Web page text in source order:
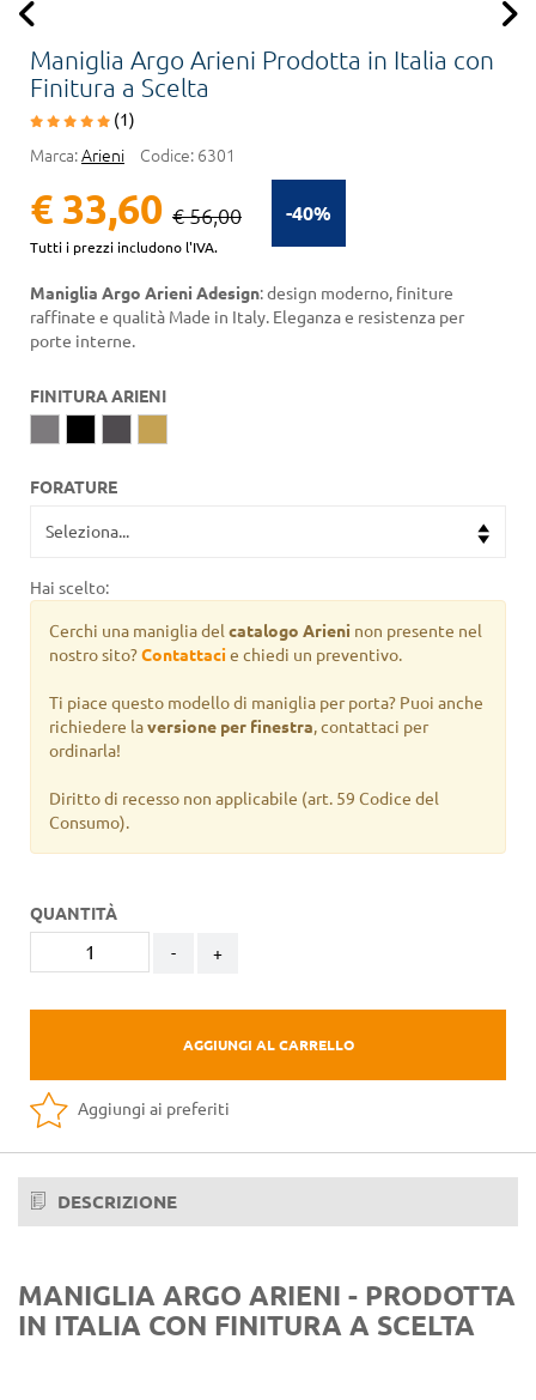
Maniglia Argo Arieni Prodotta in Italia con
Finitura a Scelta
(1)
Marca:Arieni Codice: 6301
-40%
€ 33,60 € 56,00
Tutti i prezzi includono l'IVA.
Maniglia Argo Arieni Adesign: design moderno, finiture
raffinate e qualità Made in Italy. Eleganza e resistenza per
porte interne.
FINITURA ARIENI
FORATURE
Hai scelto:
Cerchi una maniglia del catalogo Arieni non presente nel
nostro sito?Contattacie chiedi un preventivo.
Ti piace questo modello di maniglia per porta? Puoi anche
richiedere laversione per finestra, contattaci per
ordinarla!
Diritto di recesso non applicabile (art. 59 Codice del
Consumo).
QUANTITÀ
- +
AGGIUNGI AL CARRELLO
Aggiungi ai preferiti
DESCRIZIONE
MANIGLIA ARGO ARIENI - PRODOTTA
IN ITALIA CON FINITURA A SCELTA